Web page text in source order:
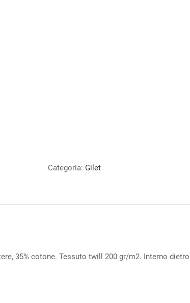
Categoria: Gilet
35% cotone. Tessuto twill 200 gr/m2. Interno